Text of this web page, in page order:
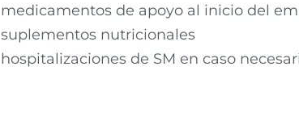
medicamentos de apoyo al inicio del
suplementos nutricionales
hospitalizaciones de SM en caso